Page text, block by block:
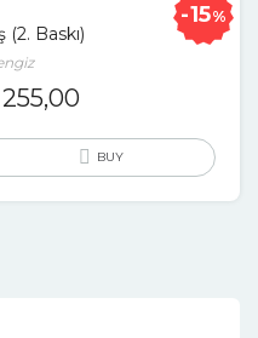
15%
Baskı)
255,00
BUY